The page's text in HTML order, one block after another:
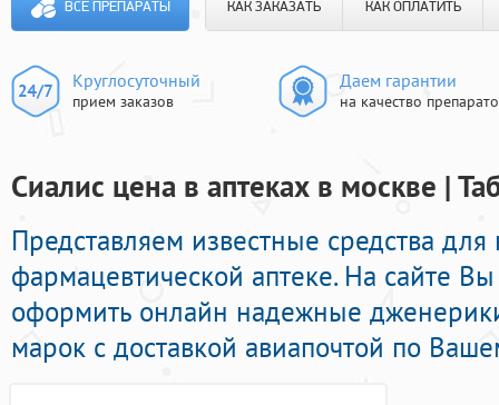
ВСЕ ПРЕПАРАТЫ КАК ЗАКАЗАТЬ КАК ОПЛАТИТЬ
Круглосуточный
прием заказов
Даем гарантии
на качество
Сиалис цена в аптеках в москве |
Представляем известные средства
фармацевтической аптеке. На сайте
оформить онлайн надежные
марок с доставкой авиапочтой по